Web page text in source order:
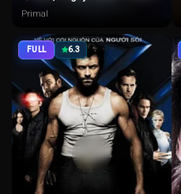
Primal
FULL 6.3